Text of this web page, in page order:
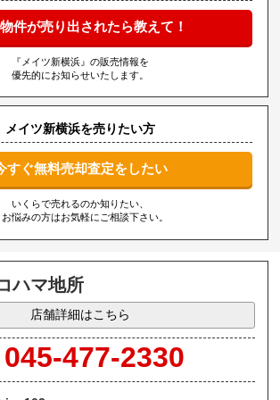
件が売り出されたら教えて！
『メイツ新横浜』の販売情報を
優先的にお知らせいたします。
メイツ新横浜を売りたい方
すぐ無料売却査定をしたい
いくらで売れるのか知りたい、
お悩みの方はお気軽にご相談下さい。
ハマ地所
店舗詳細はこちら
045-477-2330